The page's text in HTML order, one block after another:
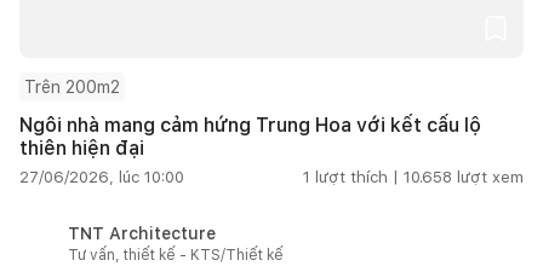
Trên 200m2
Ngôi nhà mang cảm hứng Trung Hoa với kết cấu lộ
thiên hiện đại
27/06/2026, lúc 10:00 1 lượt thích | 10.658 lượt xem
TNT Architecture
Tư vấn, thiết kế - KTS/Thiết kế